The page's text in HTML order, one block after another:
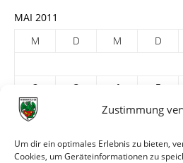
Zustimmung
Um dir ein optimales Erlebnis zu bieten,
Cookies, um Geräteinformationen zu
MAI 2011
M
D M D
2
3 4 5
9
11 12
23
24 25 26